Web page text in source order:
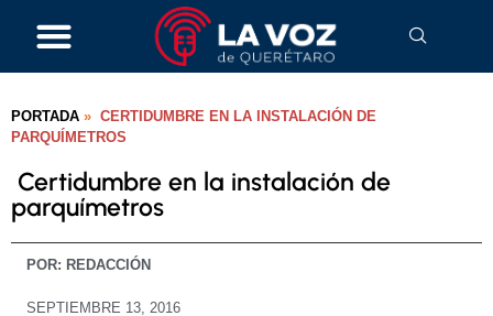
PORTADA » CERTIDUMBRE EN LA INSTALACIÓN DE
PARQUÍMETROS
Certidumbre en la instalación de
parquímetros
POR: REDACCIÓN
SEPTIEMBRE 13, 2016